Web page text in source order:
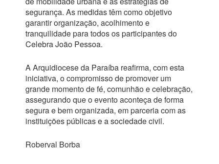
segurança. As medidas têm como objetivo
garantir organização, acolhimento e
tranquilidade para todos os participantes do
Celebra João Pessoa.
A Arquidiocese da Paraíba reafirma, com esta
iniciativa, o compromisso de promover um
grande momento de fé, comunhão e celebração,
assegurando que o evento aconteça de forma
segura e bem organizada, em parceria com as
instituições públicas e a sociedade civil.
Roberval Borba